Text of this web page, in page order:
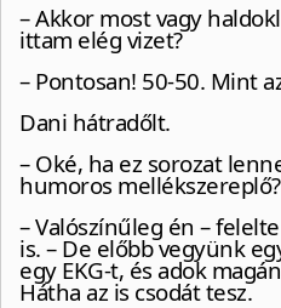
– Akkor most vagy
ittam elég vizet?
– Pontosan! 50-50. Mint
Dani hátradőlt.
– Oké, ha ez sorozat
humoros mellékszereplő?
– Valószínűleg én –
is. – De előbb vegyünk
egy EKG-t, és adok
Hátha az is csodát tesz.